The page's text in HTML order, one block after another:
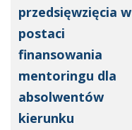
przedsięwzięcia w
postaci
finansowania
mentoringu dla
absolwentów
kierunku